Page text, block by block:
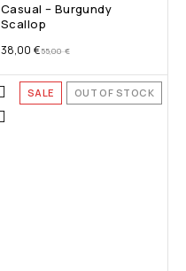
Casual – Burgundy
Scallop
55,00€
38,00 €
SALE OUT OF STOCK